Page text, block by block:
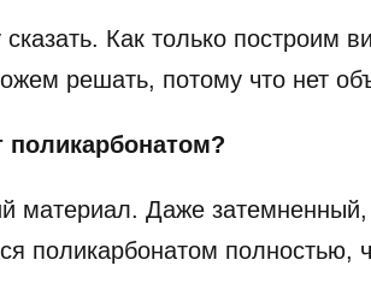
Как только построим
решать, потому что нет
Даже затемненный,
поликарбонатом полностью,